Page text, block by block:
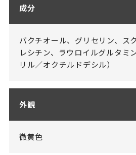
成分
バクチオール、グリセリン、ス
レシチン、ラウロイルグルタミ
リル／オクチルドデシル）
外観
微黄色